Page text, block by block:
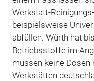
Werkstatt-
beispielsweise
abfüllen. Würth hat
Betriebsstoffe im
müssen keine Dosen
Werkstätten